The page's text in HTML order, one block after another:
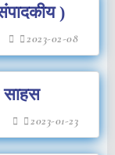
)
2023-02-08
साहस
2023-01-23